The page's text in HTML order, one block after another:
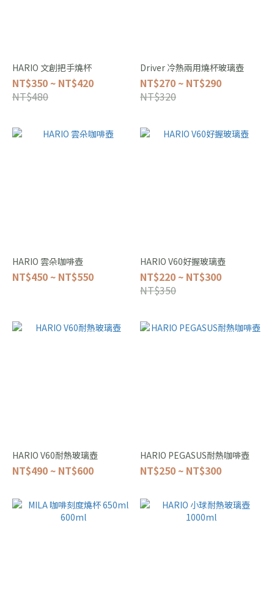
HARIO 文創把手燒杯
NT$350 ~ NT$420
NT$480
Driver 冷熱兩用燒杯玻璃壺
NT$270 ~ NT$290
NT$320
HARIO 雲朵咖啡壺
NT$450 ~ NT$550
HARIO V60好握玻璃壺
NT$220 ~ NT$300
NT$350
HARIO V60耐熱玻璃壺
NT$490 ~ NT$600
HARIO PEGASUS耐熱咖啡壺
NT$250 ~ NT$300